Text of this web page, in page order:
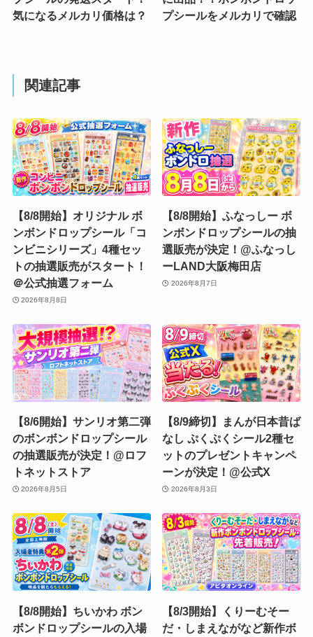
気になるメルカリ価格は？
プシールをメルカリで確認
関連記事
【8/8開始】オリジナル ボ
ンボンドロップシール「コ
ンビニシリーズ」4種セッ
トの抽選販売がスタート！
＠公式抽選フォーム
2026年8月8日
【8/8開始】ふなっしー ボ
ンボンドロップシールの抽
選販売が決定！@ふなっし
ーLAND大阪梅田店
2026年8月7日
【8/6開始】サンリオ第二弾
のボンボンドロップシール
の抽選販売が決定！@ロフ
トネットストア
2026年8月5日
【8/9締切】まんが日本昔ば
なし ぷくぷくシール2種セ
ットのプレゼントキャンペ
ーンが決定！@公式X
2026年8月3日
【8/8開始】ちいかわ ボン
ボンドロップシールの入場
【8/3開始】くりーむそー
だ・しまえながなど新作ボ